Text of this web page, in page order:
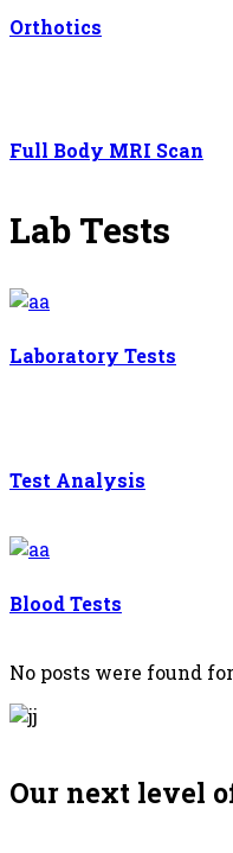
Orthotics
Full Body MRI Scan
Lab Tests
Laboratory Tests
Test Analysis
Blood Tests
No posts were found
Our next level